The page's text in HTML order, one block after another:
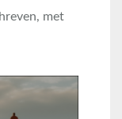
met